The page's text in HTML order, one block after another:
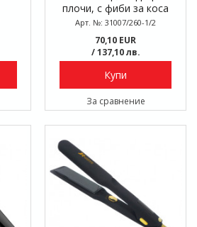
плочи, с фиби за коса
Арт. №: 31007/260-1/2
70,10 EUR
/ 137,10 лв.
Купи
За сравнение